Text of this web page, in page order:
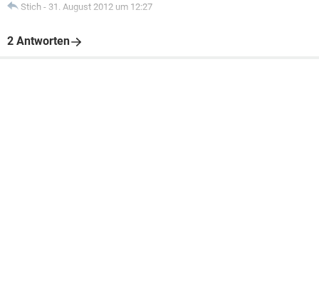
Stich - 31. August 2012 um 12:27
2 Antworten